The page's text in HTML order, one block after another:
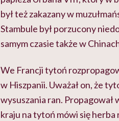
był też zakazany w
Stambule był porzucony
samym czasie także w
We Francji tytoń
w Hiszpanii. Uważał on, że
wysuszania ran.
kraju na tytoń mówi się herba